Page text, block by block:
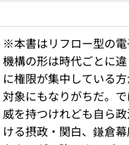
※本書はリフロー型の
機構の形は時代ごとに
に権限が集中している
対象にもなりがちだ。
威を持つけれども自ら
ける摂政・関白、鎌倉